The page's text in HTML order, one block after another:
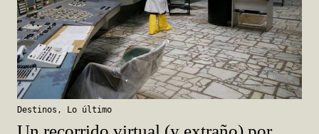
Destinos , Lo último